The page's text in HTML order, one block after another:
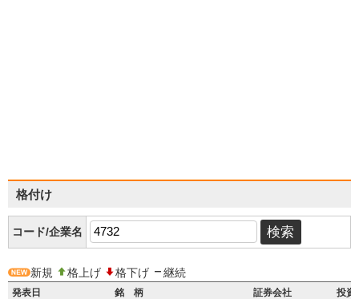
格付け
コード/企業名
新規 格上げ 格下げ
継続
発表日
銘 柄 証券会社 投資